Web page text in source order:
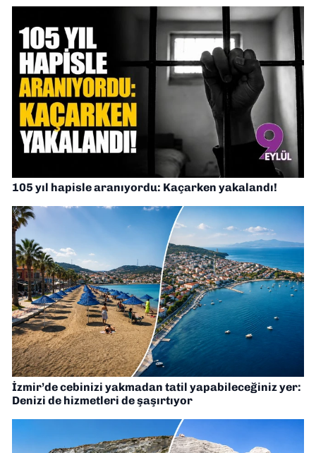
105 yıl hapisle aranıyordu: Kaçarken yakalandı!
İzmir’de cebinizi yakmadan tatil yapabileceğiniz yer:
Denizi de hizmetleri de şaşırtıyor